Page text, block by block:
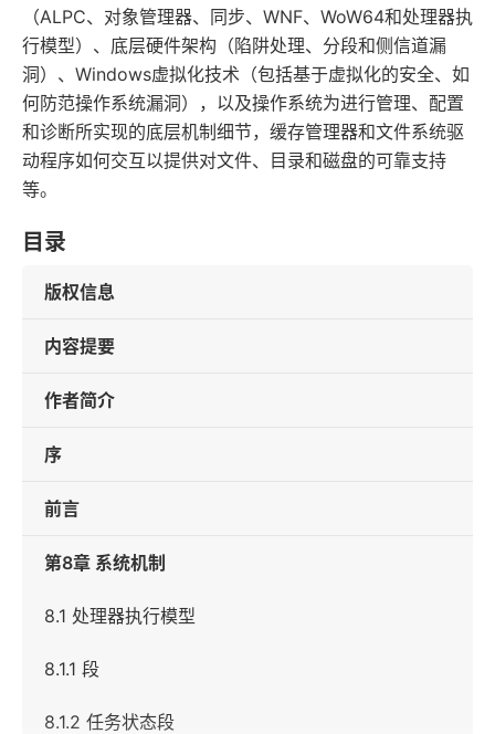
（ALPC、对象管理器、同步、WNF、WoW64和处理器执
行模型）、底层硬件架构（陷阱处理、分段和侧信道漏
洞）、Windows虚拟化技术（包括基于虚拟化的安全、如
何防范操作系统漏洞），以及操作系统为进行管理、配置
和诊断所实现的底层机制细节，缓存管理器和文件系统驱
动程序如何交互以提供对文件、目录和磁盘的可靠支持
等。
目录
版权信息
内容提要
作者简介
序
前言
第8章 系统机制
8.1 处理器执行模型
8.1.1 段
8.1.2 任务状态段